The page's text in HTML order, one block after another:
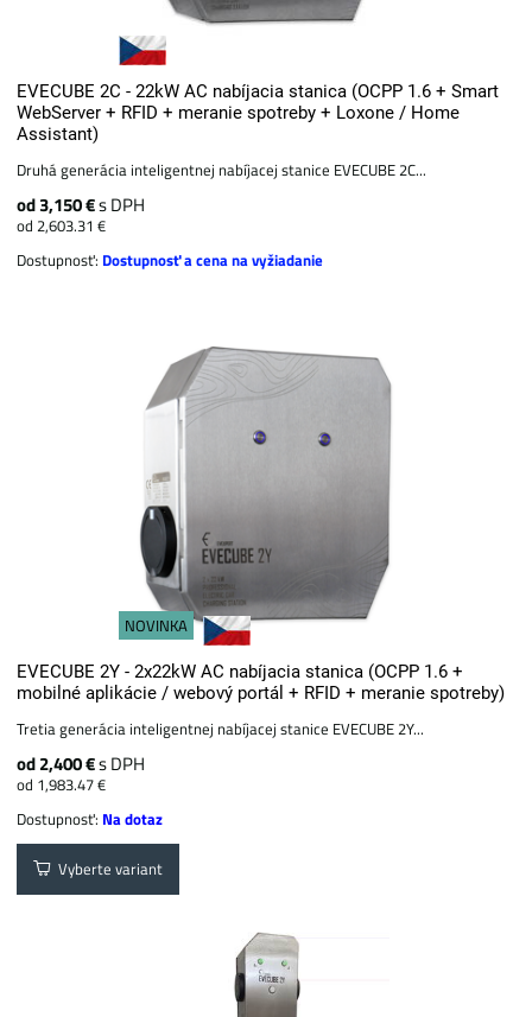
EVECUBE 2C - 22kW AC nabíjacia stanica (OCPP 1.6 + Smart
WebServer + RFID + meranie spotreby + Loxone / Home
Assistant)
Druhá generácia inteligentnej nabíjacej stanice EVECUBE 2C...
od 3,150 €s DPH
od 2,603.31 €
Dostupnosť: Dostupnosť a cena na vyžiadanie
NOVINKA
EVECUBE 2Y - 2x22kW AC nabíjacia stanica (OCPP 1.6 +
mobilné aplikácie / webový portál + ​​RFID + meranie spotreby)
Tretia generácia inteligentnej nabíjacej stanice EVECUBE 2Y...
od 2,400 €s DPH
od 1,983.47 €
Dostupnosť: Na dotaz
Vyberte variant